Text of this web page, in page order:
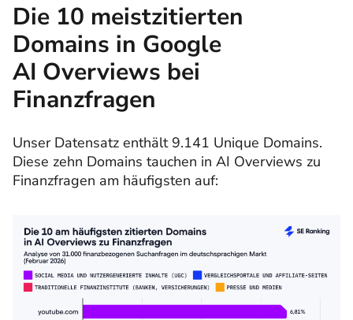
Die 10 meistzitierten
Domains in Google
AI Overviews bei
Finanzfragen
Unser Datensatz enthält 9.141 Unique Domains.
Diese zehn Domains tauchen in AI Overviews zu
Finanzfragen am häufigsten auf: